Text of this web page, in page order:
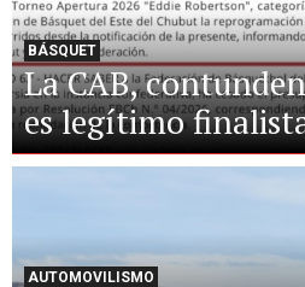
BÁSQUET
La CAB,
es legítimo
AUTOMOVILISMO